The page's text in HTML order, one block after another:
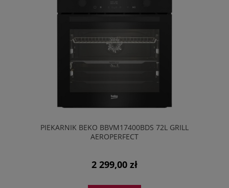
PIEKARNIK BEKO BBVM17400BDS 72L GRILL
AEROPERFECT
2 299,00 zł